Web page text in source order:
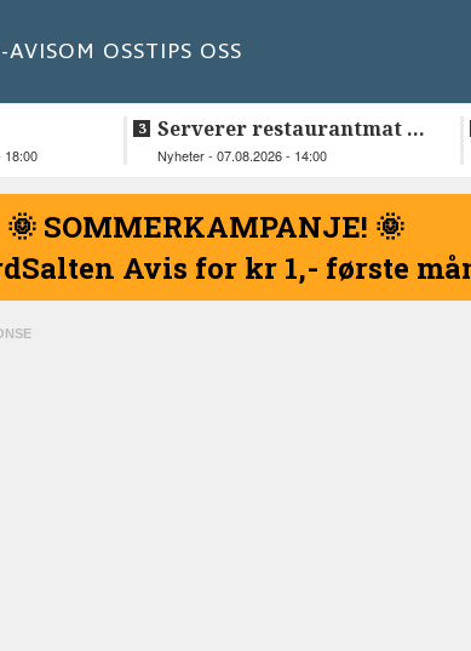
AVISOM OSSTIPS OSS
18:00
Serverer restaurantmat til
beboerne
Nyheter - 07.08.2026 - 14:00
🌞 SOMMERKAMPANJE! 🌞
Avis for kr 1,- første